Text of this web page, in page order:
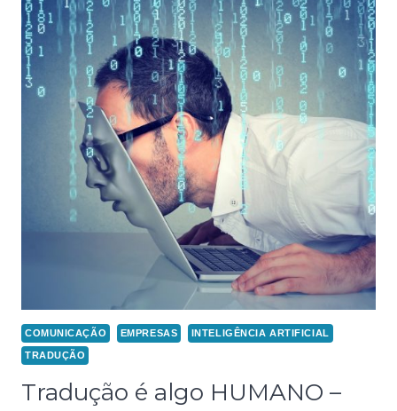
COMUNICAÇÃO EMPRESAS INTELIGÊNCIA ARTIFICIAL
TRADUÇÃO
Tradução é algo HUMANO –